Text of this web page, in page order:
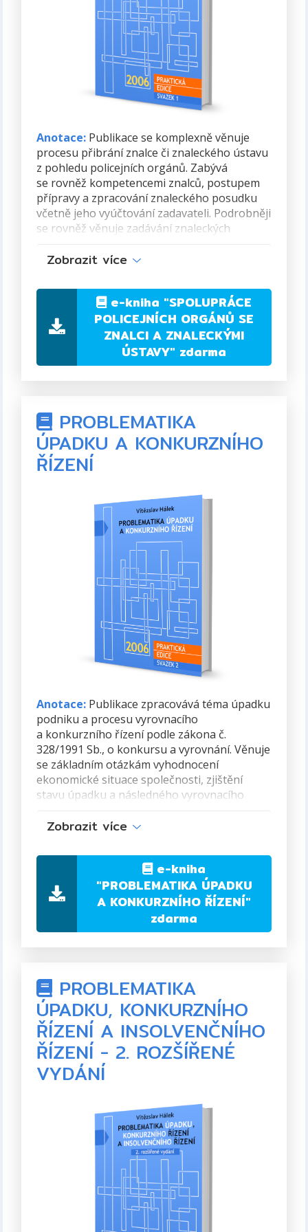
minimálně vodítkem pro osoby, které se
na výkon těchto funkcí připravují, nebo je již
Dr. Ing. Vítězslav Hálek, MBA, Ph.D.
978-80-89364-39-8
Rok vydání:2012 (první vydání)
Anotace:Publikace se komplexně věnuje
procesu přibrání znalce či znaleckého ústavu
z pohledu policejních orgánů. Zabývá
se rovněž kompetencemi znalců, postupem
přípravy a zpracování znaleckého posudku
včetně jeho vyúčtování zadavateli. Podrobněji
se rovněž věnuje zadávání znaleckých
trestní odpovědnosti znalců.
Autor:Dr. Ing. Vítězslav Hálek, MBA, Ph.D.
ISBN:
978-80-89364-35-0
PDF, 32 stran
Rok vydání:2012 (první vydání)
Zobrazit více
e-kniha "SPOLUPRÁCE
POLICEJNÍCH ORGÁNŮ SE
ZNALCI A ZNALECKÝMI
ÚSTAVY" zdarma
PROBLEMATIKA
ÚPADKU A KONKURZNÍHO
ŘÍZENÍ
Anotace:Publikace zpracovává téma úpadku
podniku a procesu vyrovnacího
a konkurzního řízení podle zákona č.
328/1991 Sb., o konkursu a vyrovnání. Věnuje
se základním otázkám vyhodnocení
ekonomické situace společnosti, zjištění
stavu úpadku a následného vyrovnacího
vyšetřování trestné činnosti s tím související.
likvidace podniku. Vše je v publikaci doplněno
řadou praktických příkladů.
Autor:
Dr. Ing. Vítězslav Hálek, MBA, Ph.D.
ISBN:
978-80-89364-37-4
Rok vydání:2012 (první vydání)
Zobrazit více
e-kniha
"PROBLEMATIKA ÚPADKU
A KONKURZNÍHO ŘÍZENÍ"
zdarma
PROBLEMATIKA
ÚPADKU, KONKURZNÍHO
ŘÍZENÍ A INSOLVENČNÍHO
ŘÍZENÍ - 2. ROZŠÍŘENÉ
VYDÁNÍ